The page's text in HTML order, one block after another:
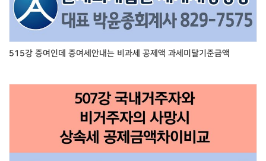
515강 증여인데 증여세안내는 비과세 공제액 과세미달기준금액